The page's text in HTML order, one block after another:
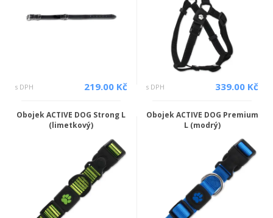
s DPH 219.00 Kč s DPH 339.00 Kč
Obojek ACTIVE DOG Strong L
(limetkový)
Obojek ACTIVE DOG Premium
L (modrý)